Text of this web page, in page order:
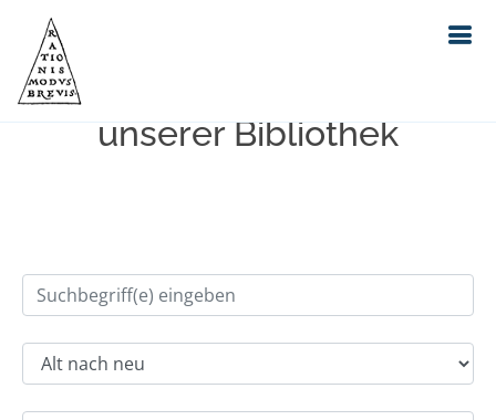
Einfache Suche im Bestand
unserer Bibliothek